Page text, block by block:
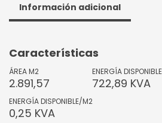
Información adicional
Características
ÁREA M2
2.891,57 722,89 KVA
ENERGÍA DISPONIBLE/M2
0,25 KVA